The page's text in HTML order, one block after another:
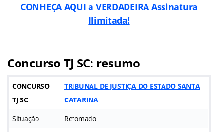
CONHEÇA AQUI a VERDADEIRA Assinatura
Ilimitada!
Concurso TJ SC: resumo
CONCURSO
TJ SC
TRIBUNAL DE JUSTIÇA DO ESTADO SANTA
CATARINA
Situação Retomado